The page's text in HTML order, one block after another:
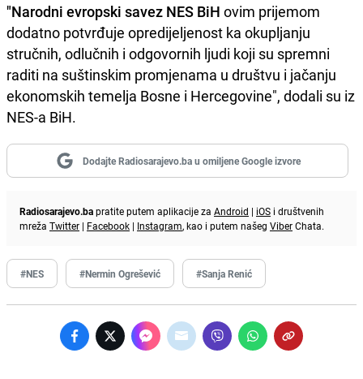
"Narodni evropski savez NES BiH ovim prijemom
dodatno potvrđuje opredijeljenost ka okupljanju
stručnih, odlučnih i odgovornih ljudi koji su spremni
raditi na suštinskim promjenama u društvu i jačanju
ekonomskih temelja Bosne i Hercegovine", dodali su iz
NES-a BiH.
Dodajte Radiosarajevo.ba u omiljene Google izvore
Radiosarajevo.bapratite putem aplikacije za Android | iOS i društvenih
mreža Twitter | Facebook | Instagram, kao i putem našeg ViberChata.
#NES #Nermin Ogrešević #Sanja Renić